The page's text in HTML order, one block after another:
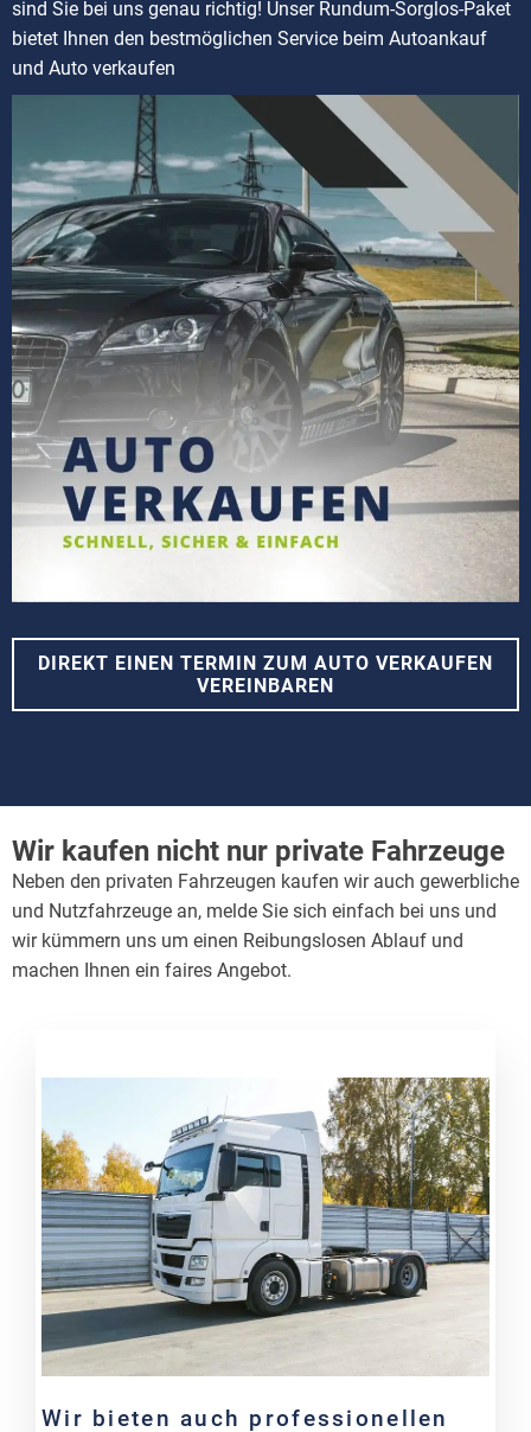
sind Sie bei uns genau richtig! Unser Rundum-Sorglos-Paket
bietet Ihnen den bestmöglichen Service beim Autoankauf
und Auto verkaufen
DIREKT EINEN TERMIN ZUM AUTO VERKAUFEN
VEREINBAREN
Wir kaufen nicht nur private Fahrzeuge
Neben den privaten Fahrzeugen kaufen wir auch gewerbliche
und Nutzfahrzeuge an, melde Sie sich einfach bei uns und
wir kümmern uns um einen Reibungslosen Ablauf und
machen Ihnen ein faires Angebot.
Wir bieten auch professionellen